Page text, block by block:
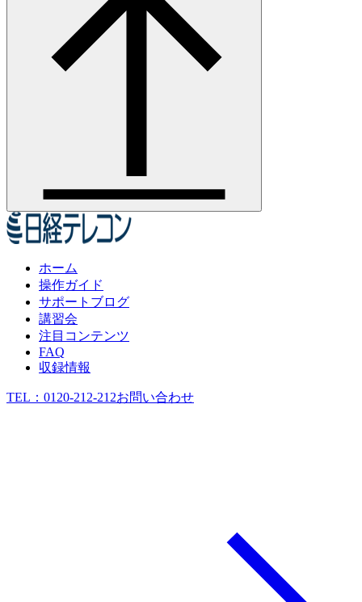
ホーム
操作ガイド
サポートブログ
講習会
注目コンテンツ
FAQ
収録情報
TEL： 0120-212-212お問い合わせ